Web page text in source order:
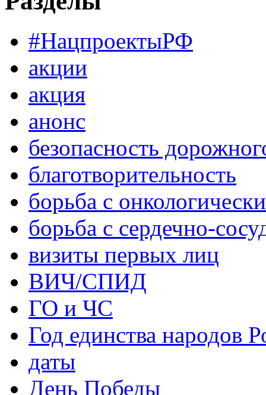
#НацпроектыРФ
акции
акция
анонс
безопасность
благотворительность
борьба с
борьба с сердечно-
визиты первых лиц
ВИЧ/СПИД
ГО и ЧС
Год единства народов
даты
День Победы